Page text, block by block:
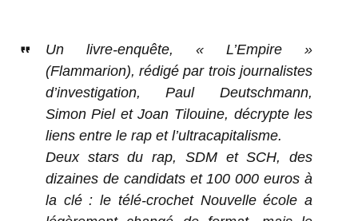
Un livre-enquête, « L’Empire »
(Flammarion), rédigé par trois journalistes
d’investigation, Paul Deutschmann,
Simon Piel et Joan Tilouine, décrypte les
liens entre le rap et l’ultracapitalisme.
Deux stars du rap, SDM et SCH, des
dizaines de candidats et 100 000 euros à
la clé : le télé-crochet Nouvelle école a